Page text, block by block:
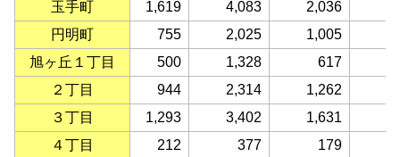
玉手町
1,619 4,083 2,036
円明町
755 2,025 1,005
旭ヶ丘１丁目
500 1,328 617
２丁目
944 2,314 1,262
３丁目
1,293 3,402 1,631
４丁目
212 377 179